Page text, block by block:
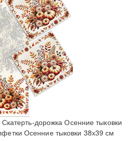
дорожка Осенние тыковки
Осенние тыковки 38х39 см